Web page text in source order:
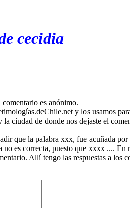
cecidia
es anónimo.
y los usamos
ciudad de donde nos dejaste el
que la palabra xxx, fue acuñada
es correcta, puesto que xxxx .... En
Allí tengo las respuestas a los